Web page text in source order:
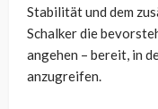
Stabilität und dem
Schalker die
angehen – bereit, in
anzugreifen.